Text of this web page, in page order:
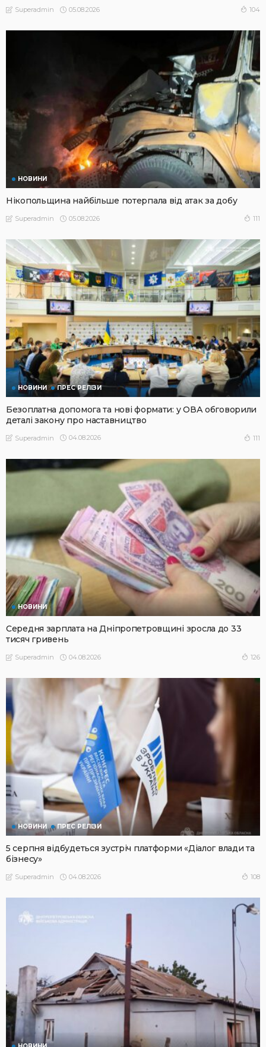
Superadmin 05.08.2026 104
НОВИНИ
Нікопольщина найбільше потерпала від атак за добу
Superadmin 05.08.2026 111
НОВИНИ ПРЕС РЕЛІЗИ
Безоплатна допомога та нові формати: у ОВА обговорили
деталі закону про наставництво
Superadmin 04.08.2026 111
НОВИНИ
Середня зарплата на Дніпропетровщині зросла до 33
тисяч гривень
Superadmin 04.08.2026 126
НОВИНИ ПРЕС РЕЛІЗИ
5 серпня відбудеться зустріч платформи «Діалог влади та
бізнесу»
Superadmin 04.08.2026 108